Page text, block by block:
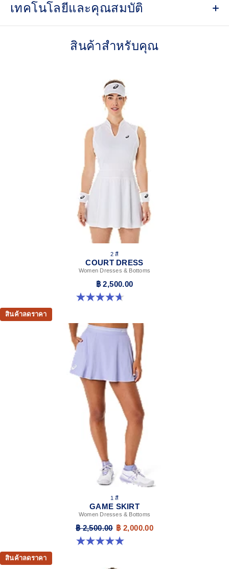
เทคโนโลยีและคุณสมบัติ
2-way stretch woven fabric.
Bonded waistband with integrated drawcord.
Seam tapes for durability and contrast.
Free cut hem for a lightweight construction.
At least 50% of the garment's main material is made
with recycled content to reduce waste and carbon
100% Recycled Polyester
สินค้าสำหรับคุณ
2 สี
COURT DRESS
Women Dresses & Bottoms
฿ 2,500.00
4.7 จาก 5 ดาว 6 รีวิว
สินค้าลดราคา
1 สี
GAME SKIRT
Women Dresses & Bottoms
฿ 2,500.00 ฿ 2,000.00
5.0 จาก 5 ดาว 3 รีวิว
สินค้าลดราคา